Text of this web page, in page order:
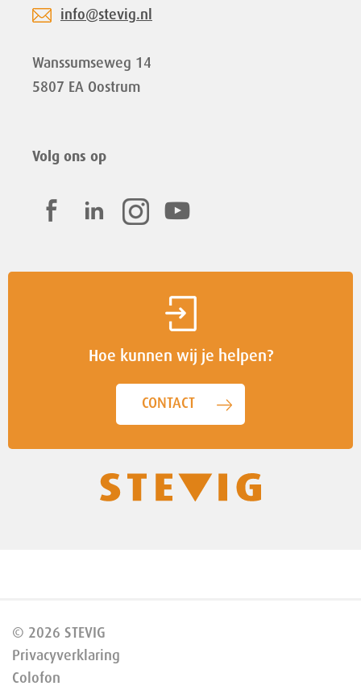
info@stevig.nl
Wanssumseweg 14
5807 EA Oostrum
Volg ons op
Hoe kunnen wij je helpen?
CONTACT
© 2026 STEVIG
Privacyverklaring
Colofon